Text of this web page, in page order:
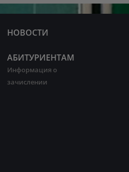
НОВОСТИ
АБИТУРИЕНТАМ
Информация о
зачислении